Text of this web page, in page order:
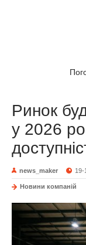
Ринок
у 2026
news_maker 19-
Новини компаній